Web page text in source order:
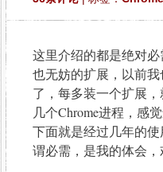
这里介绍的都是绝对
也无妨的扩展，以前
了，每多装一个扩展
几个Chrome进程，感
下面就是经过几年的
谓必需，是我的体会，